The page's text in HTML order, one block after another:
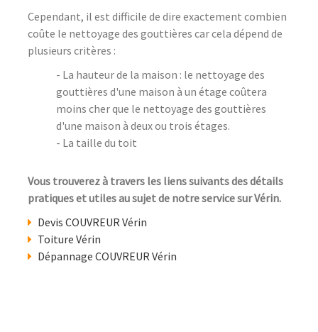
Cependant, il est difficile de dire exactement combien
coûte le nettoyage des gouttières car cela dépend de
plusieurs critères :
- La hauteur de la maison : le nettoyage des
gouttières d'une maison à un étage coûtera
moins cher que le nettoyage des gouttières
d'une maison à deux ou trois étages.
- La taille du toit
Vous trouverez à travers les liens suivants des détails
pratiques et utiles au sujet de notre service sur Vérin.
Devis COUVREUR Vérin
Toiture Vérin
Dépannage COUVREUR Vérin